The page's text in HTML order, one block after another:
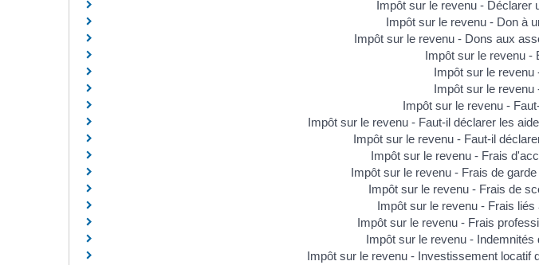
Impôt sur le revenu - Déclarer
Impôt sur le revenu - Don à
Impôt sur le revenu - Dons aux
Impôt sur le revenu -
Impôt sur le revenu
Impôt sur le revenu
Impôt sur le revenu -
Impôt sur le revenu - Faut-il déclarer les
Impôt sur le revenu - Faut-il
Impôt sur le revenu - Frais
Impôt sur le revenu - Frais de
Impôt sur le revenu - Frais de
Impôt sur le revenu - Frais
Impôt sur le revenu - Frais
Impôt sur le revenu -
Impôt sur le revenu - Investissement locatif